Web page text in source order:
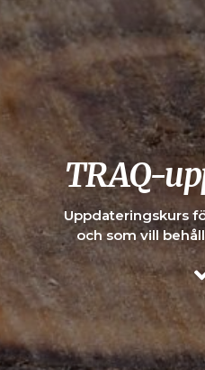
TRAQ-
Uppdateringskurs
och som vill